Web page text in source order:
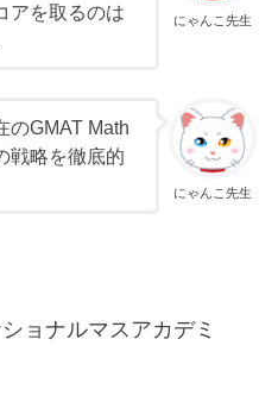
にゃんこ先生
アを取るのは
にゃんこ先生
のGMAT Math
戦略を徹底的
ョナルマスアカデミ